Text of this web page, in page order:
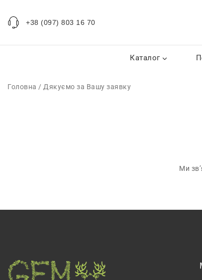
+38 (097) 803 16 70
Каталог
Головна / Дякуємо за Вашу заявку
Ми